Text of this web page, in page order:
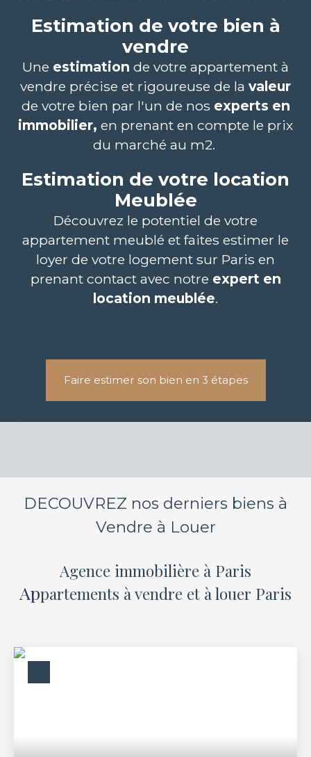
Estimation de votre bien à
vendre
Une estimation de votre appartement à
vendre précise et rigoureuse de la valeur
de votre bien par l'un de nos experts en
immobilier, en prenant en compte le prix
du marché au m2.
Estimation de votre location
Meublée
Découvrez le potentiel de votre
appartement meublé et faites estimer le
loyer de votre logement sur Paris en
prenant contact avec notre expert en
location meublée.
Faire estimer son bien en 3 étapes
DECOUVREZ nos derniers biens à
Vendre à Louer
Agence immobilière à Paris
Appartements à vendre et à louer Paris